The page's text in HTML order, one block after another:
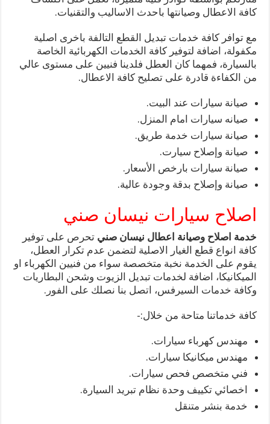
كافة الاعطال وصيانتها باحدث الاساليب والتقنيات.
مع توافر كافة خدمات تبديل القطع التالفة باخرى اصلية
مكفولة، اضافة لتوفير كافة الخدمات الكهربائية الخاصة
بالسيارة، فمهما كان العطل فلدينا فنيين على مستوى عالي
من الكفاءة قادرة على تصليح كافة الاعطال.
صيانة سيارات عند البيت.
صيانه سيارات امام المنزل.
صيانة سيارات خدمة طريق.
صيانة وإصلاح سيارت.
صيانة سيارات بارخص الأسعار.
صيانة وإصلاح بدقة وجودة عالية.
اصلاح سيارات نيسان صني
خدمة اصلاح وصيانة اعطال نيسان صني تحرص على توفير
كافة انواع قطع الغيار الاصلية لتضمن عدم تكرار العطل،
يقوم على الخدمة نخبة متخصصة سواء من فنيين الكهرباء او
الميكانيكا، اضافة لخدمات تبديل الزيوت وشحن البطاريات
وكافة خدمات السيرفس، اتصل بنا نصلك على الفور.
كافة خدماتنا متاحة من خلال:-
مهندس كهرباء سيارات.
مهندس ميكانيكا سيارات.
فني متخصص فحص سيارات.
اخصائي تكييف وحدة نظام تبريد السيارة.
خدمة بنشر متنقل